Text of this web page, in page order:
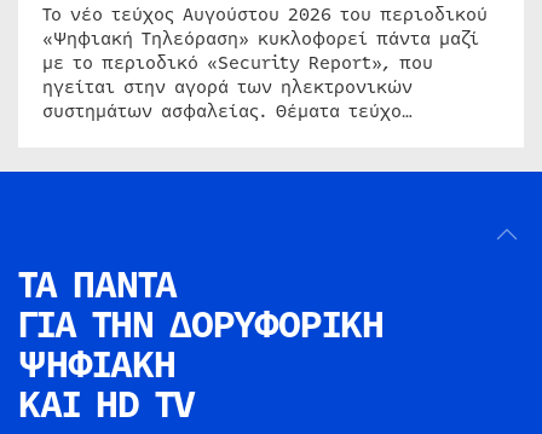
Το νέο τεύχος Αυγούστου 2026 του περιοδικού
«Ψηφιακή Τηλεόραση» κυκλοφορεί πάντα μαζί
με το περιοδικό «Security Report», που
ηγείται στην αγορά των ηλεκτρονικών
συστημάτων ασφαλείας. Θέματα τεύχο…
ΤΑ ΠΑΝΤΑ
ΓΙΑ ΤΗΝ ΔΟΡΥΦΟΡΙΚΗ
ΨΗΦΙΑΚΗ
ΚΑΙ HD TV